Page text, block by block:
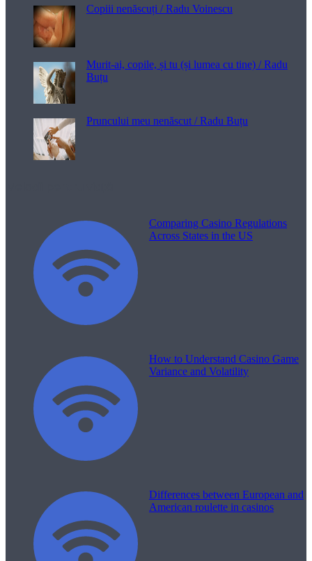
Copiii nenăscuți / Radu Voinescu
Murit-ai, copile, și tu (și lumea cu tine) / Radu
Buțu
Pruncului meu nenăscut / Radu Buțu
Comparing Casino Regulations
Across States in the US
How to Understand Casino Game
Variance and Volatility
Differences between European and
American roulette in casinos